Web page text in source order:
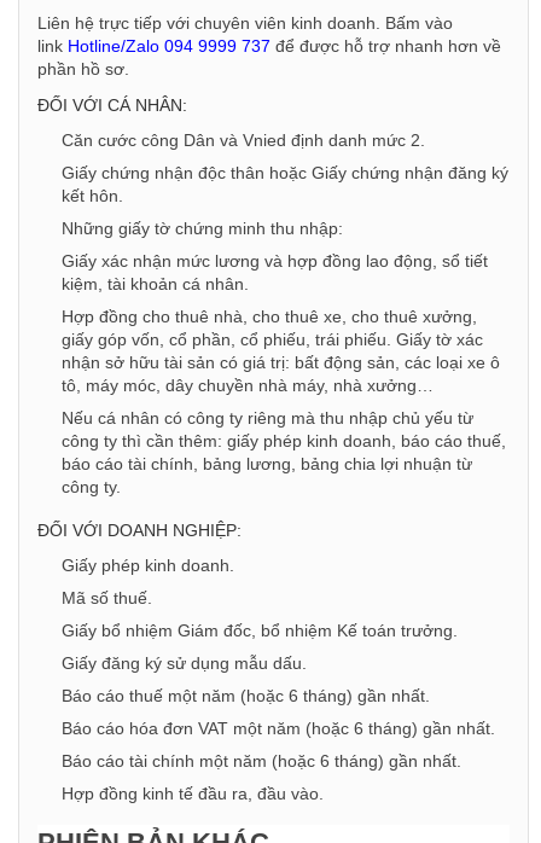
Liên hệ trực tiếp với chuyên viên kinh doanh. Bấm vào
link Hotline/Zalo 094 9999 737 để được hỗ trợ nhanh hơn về
phần hồ sơ.
ĐỐI VỚI CÁ NHÂN:
Căn cước công Dân và Vnied định danh mức 2.
Giấy chứng nhận độc thân hoặc Giấy chứng nhận đăng ký
kết hôn.
Những giấy tờ chứng minh thu nhập:
Giấy xác nhận mức lương và hợp đồng lao động, sổ tiết
kiệm, tài khoản cá nhân.
Hợp đồng cho thuê nhà, cho thuê xe, cho thuê xưởng,
giấy góp vốn, cổ phần, cổ phiếu, trái phiếu. Giấy tờ xác
nhận sở hữu tài sản có giá trị: bất động sản, các loại xe ô
tô, máy móc, dây chuyền nhà máy, nhà xưởng…
Nếu cá nhân có công ty riêng mà thu nhập chủ yếu từ
công ty thì cần thêm: giấy phép kinh doanh, báo cáo thuế,
báo cáo tài chính, bảng lương, bảng chia lợi nhuận từ
công ty.
ĐỐI VỚI DOANH NGHIỆP:
Giấy phép kinh doanh.
Mã số thuế.
Giấy bổ nhiệm Giám đốc, bổ nhiệm Kế toán trưởng.
Giấy đăng ký sử dụng mẫu dấu.
Báo cáo thuế một năm (hoặc 6 tháng) gần nhất.
Báo cáo hóa đơn VAT một năm (hoặc 6 tháng) gần nhất.
Báo cáo tài chính một năm (hoặc 6 tháng) gần nhất.
Hợp đồng kinh tế đầu ra, đầu vào.